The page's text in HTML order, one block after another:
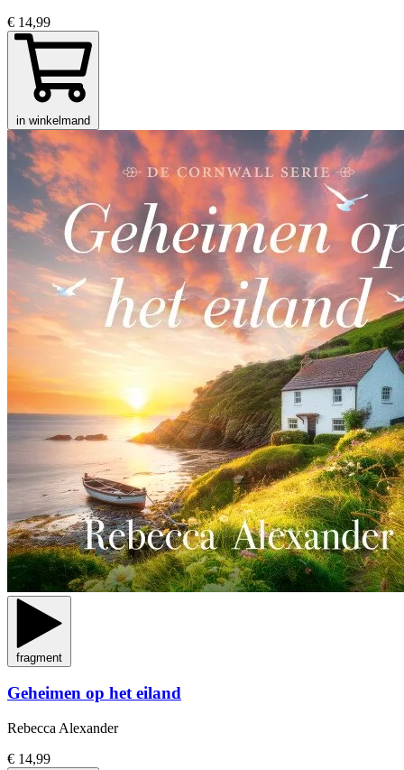
€ 14,99
in winkelmand
fragment
Geheimen op het eiland
Rebecca Alexander
€ 14,99